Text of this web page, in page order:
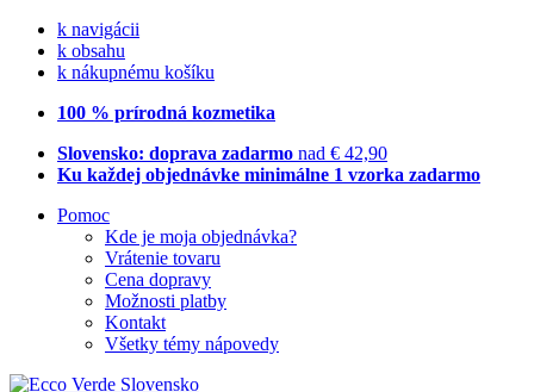
k navigácii
k obsahu
k nákupnému košíku
100 % prírodná kozmetika
Slovensko: doprava zadarmo nad € 42,90
Ku každej objednávke minimálne 1 vzorka zadarmo
Pomoc
Kde je moja objednávka?
Vrátenie tovaru
Cena dopravy
Možnosti platby
Kontakt
Všetky témy nápovedy